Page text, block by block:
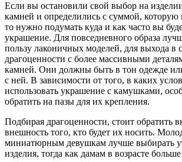
Если вы остановили свой выбор на
камней и определились с суммой, которую
то нужно подумать куда и как часто вы
украшение. Для повседневного образа
пользу лаконичных моделей, для выхода в
драгоценности с более массивными
камней. Они должны быть в тон одежде
с ней. В зависимости от того, в каких
использовать украшение с камушками,
обратить на пазы для их крепления.
Подбирая драгоценности, стоит обратить
внешность того, кто будет их носить.
миниатюрным девушкам лучше выбирать
изделия, тогда как дамам в возрасте